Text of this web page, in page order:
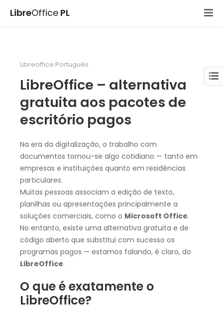
LibreOffice PL
Libreoffice Português
LibreOffice – alternativa
gratuita aos pacotes de
escritório pagos
Na era da digitalização, o trabalho com
documentos tornou-se algo cotidiano — tanto em
empresas e instituições quanto em residências
particulares.
Muitas pessoas associam a edição de texto,
planilhas ou apresentações principalmente a
soluções comerciais, como o Microsoft Office.
No entanto, existe uma alternativa gratuita e de
código aberto que substitui com sucesso os
programas pagos — estamos falando, é claro, do
LibreOffice.
O que é exatamente o
LibreOffice?